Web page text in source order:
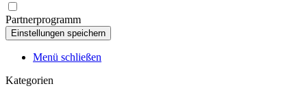
Partnerprogramm
Menü schließen
Kategorien